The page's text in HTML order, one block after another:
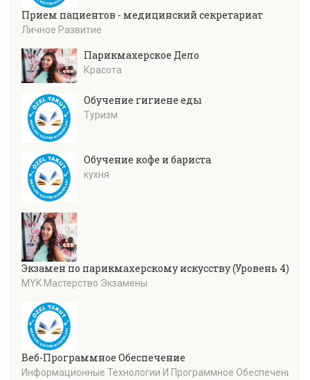
Прием пациентов - медицинский секретариат
Личное Развитие
Парикмахерское Дело
Красота
Обучение гигиене еды
Туризм
Обучение кофе и бариста
кухня
Экзамен по парикмахерскому искусству (Уровень 4)
MYK Мастерство Экзамены
Веб-Программное Обеспечение
Информационные Технологии И Программное Обеспечение